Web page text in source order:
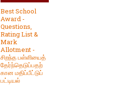
Best School
Award -
Questions,
Rating List &
Mark
Allotment -
சிறந்த பள்ளியைத்
தேர்ந்தெடுப்பதற்
கான மதிப்பீட்டுப்
பட்டியல்